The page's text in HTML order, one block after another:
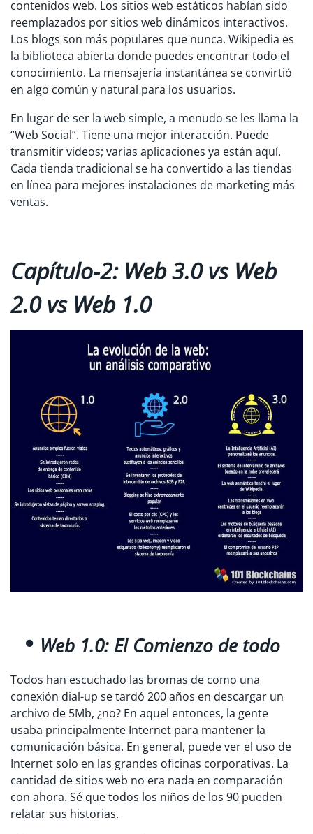
contenidos web. Los sitios web estáticos habían sido
reemplazados por sitios web dinámicos interactivos.
Los blogs son más populares que nunca. Wikipedia es
la biblioteca abierta donde puedes encontrar todo el
conocimiento. La mensajería instantánea se convirtió
en algo común y natural para los usuarios.
En lugar de ser la web simple, a menudo se les llama la
“Web Social”. Tiene una mejor interacción. Puede
transmitir videos; varias aplicaciones ya están aquí.
Cada tienda tradicional se ha convertido a las tiendas
en línea para mejores instalaciones de marketing más
ventas.
Capítulo-2: Web 3.0 vs Web
2.0 vs Web 1.0
Web 1.0: El Comienzo de todo
Todos han escuchado las bromas de como una
conexión dial-up se tardó 200 años en descargar un
archivo de 5Mb, ¿no? En aquel entonces, la gente
usaba principalmente Internet para mantener la
comunicación básica. En general, puede ver el uso de
Internet solo en las grandes oficinas corporativas. La
cantidad de sitios web no era nada en comparación
con ahora. Sé que todos los niños de los 90 pueden
relatar sus historias.